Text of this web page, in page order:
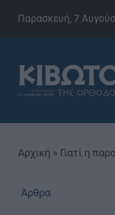
Παρασκευή, 7
Αρχική » Γιατί η
Άρθρα